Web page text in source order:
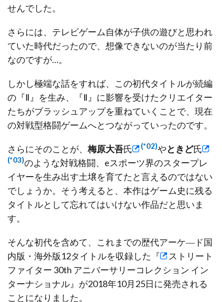
せんでした。
さらには、テレビゲーム自体が子供の遊びと思われ
ていた時代だったので、想像できないのが当たり前
なのですが…。
しかし極端な話をすれば、この初代タイトルが続編
の『Ⅱ』を生み、『Ⅱ』に影響を受けたクリエイター
たちがブラッシュアップを重ねていくことで、現在
の対戦型格闘ゲームへとつながっていったのです。
さらにそのことが、梅原大吾氏 (*02)やときど氏
(*03)のような対戦格闘、eスポーツ界のスタープレ
イヤーを生み出す土壌を育てたと言えるのではない
でしょうか。そう考えると、本作はゲーム史に残る
タイトルとして忘れてはいけない作品だと思いま
す。
そんな初代を含めて、これまでの歴代アーケ―ド国
内版・海外版12タイトルを収録した『
ストリート
ファイター 30th アニバーサリーコレクション イン
ターナショナル 』が2018年10月25日に発売される
ことになりました。